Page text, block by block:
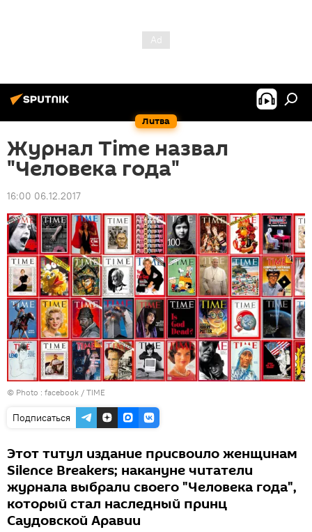
Литва
Журнал Time назвал
"Человека года"
16:00 06.12.2017
© Photo : facebook / TIME
Подписаться
Этот титул издание присвоило женщинам
Silence Breakers; накануне читатели
журнала выбрали своего "Человека года",
который стал наследный принц
Саудовской Аравии